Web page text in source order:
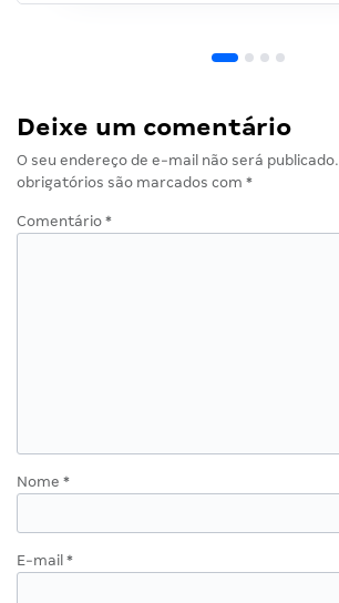
Deixe um comentário
O seu endereço de e-mail não será publicado.
obrigatórios são marcados com *
Comentário *
Nome *
E-mail *